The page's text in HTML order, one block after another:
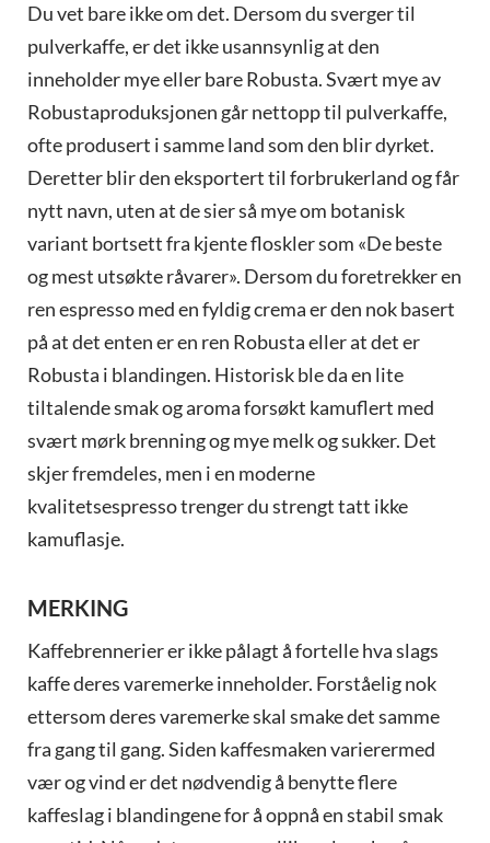
Du vet bare ikke om det. Dersom du sverger til
pulverkaffe, er det ikke usannsynlig at den
inneholder mye eller bare Robusta. Svært mye av
Robustaproduksjonen går nettopp til pulverkaffe,
ofte produsert i samme land som den blir dyrket.
Deretter blir den eksportert til forbrukerland og får
nytt navn, uten at de sier så mye om botanisk
variant bortsett fra kjente floskler som «De beste
og mest utsøkte råvarer». Dersom du foretrekker en
ren espresso med en fyldig crema er den nok basert
på at det enten er en ren Robusta eller at det er
Robusta i blandingen. Historisk ble da en lite
tiltalende smak og aroma forsøkt kamuflert med
svært mørk brenning og mye melk og sukker. Det
skjer fremdeles, men i en moderne
kvalitetsespresso trenger du strengt tatt ikke
kamuflasje.
MERKING
Kaffebrennerier er ikke pålagt å fortelle hva slags
kaffe deres varemerke inneholder. Forståelig nok
ettersom deres varemerke skal smake det samme
fra gang til gang. Siden kaffesmaken varierermed
vær og vind er det nødvendig å benytte flere
kaffeslag i blandingene for å oppnå en stabil smak